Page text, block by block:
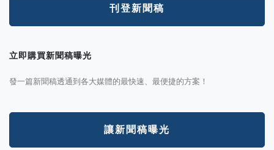
刊登新聞稿
立即購買新聞稿曝光
發一篇新聞稿透通到各大媒體的最快速、最便捷的方案！
讓新聞稿曝光